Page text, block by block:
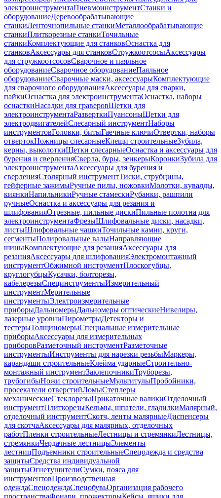
электроинструментаПневмоинструментСтанки и
оборудованиеДеревообрабатывающие
станкиЛенточнопильные станкиМеталлообрабатывающие
станкиПлиткорезные станкиТочильные
станкиКомплектующие для станковОснастка для
станковАксессуары для станковСтружкоотсосыАксессуары
для стружкоотсосовСварочное и паяльное
оборудованиеСварочное оборудованиеПаяльное
оборудованиеСварочные маски, аксессуарыКомплектующие
для сварочного оборудованияАксессуары для сварки,
пайкиОснастка для электроинструментаОснастка, наборы
оснасткиНасадки для граверовЩетки для
электроинструментаРазверткиПуансоныЩетки для
электродвигателейСлесарный инструментНаборы
инструментовГоловки, битыГаечные ключиОтвертки, наборы
отвертокНожницы слесарныеКлещи строительныеЗубила,
керны, выколоткиЩетки слесарныеОснастка и аксессуары для
бурения и сверленияСверла, буры, зенкерыКоронкиЗубила для
электроинструментаАксессуары для бурения и
сверленияСтолярный инструментТиски, струбцины,
гейферные зажимыРучные пилы, ножовкиМолотки, кувалды,
киянкиНапильникиРучные стамескиРубанки, рашпили
ручныеОснастка и аксессуары для резания и
шлифованияОтрезные, пильные дискиПильные полотна для
электроинструментаФрезыШлифовальные диски, насадки,
листыШлифовальные чашкиТочильные камни, круги,
сегментыПолировальные валыНаправляющие
шиныКомплектующие для резанияАксессуары для
резанияАксессуары для шлифованияЭлектромонтажный
инструментОбжимной инструментПлоскогубцы,
круглогубцыКусачки, болторезы,
кабелерезыСпецинструментыИзмерительный
инструментМерительные
инструментыЭлектроизмерительные
приборыДальномерыДальномеры оптическиеНивелиры,
лазерные уровниПирометрыДетекторы и
тестерыТолщиномерыСпециальные измерительные
приборыАксессуары для измерительных
приборовРазметочный инструментРазметочные
инструментыИнструменты для нарезки резьбыМаркеры,
карандаши строительныеКлейма ударныеСтроительно-
монтажный инструментЗаклепочникиТруборезы,
трубогибыНожи строительныеМультитулыПробойники,
просекатели отверстийЛомыСтеплеры
механическиеСтеклорезыПрикаточные валикиОтделочный
инструментПлиткорезыКельмы, шпатели, гладилкиМалярный,
отделочный инструментСкотч, ленты малярныеДиспенсеры
для скотчаАксессуары для малярных, отделочных
работПленки строительныеЛестницы и стремянкиЛестницы,
стремянкиЧердачные лестницыЭлементы
лестницПодъемники строительныеСпецодежда и средства
защитыСредства индивидуальной
защитыОгнетушителиСумки, пояса для
инструментовПроизводственная
одеждаСпецодеждаСпецобувьОрганизация рабочего
пространстваФонари, прожекторыКейсы, ящики для